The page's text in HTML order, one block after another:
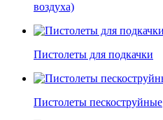
воздуха)
Пистолеты для подкачки
Пистолеты пескоструйные